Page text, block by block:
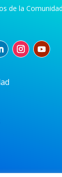
de la